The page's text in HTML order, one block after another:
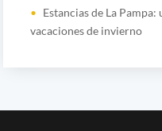
Estancias de La
vacaciones de invierno